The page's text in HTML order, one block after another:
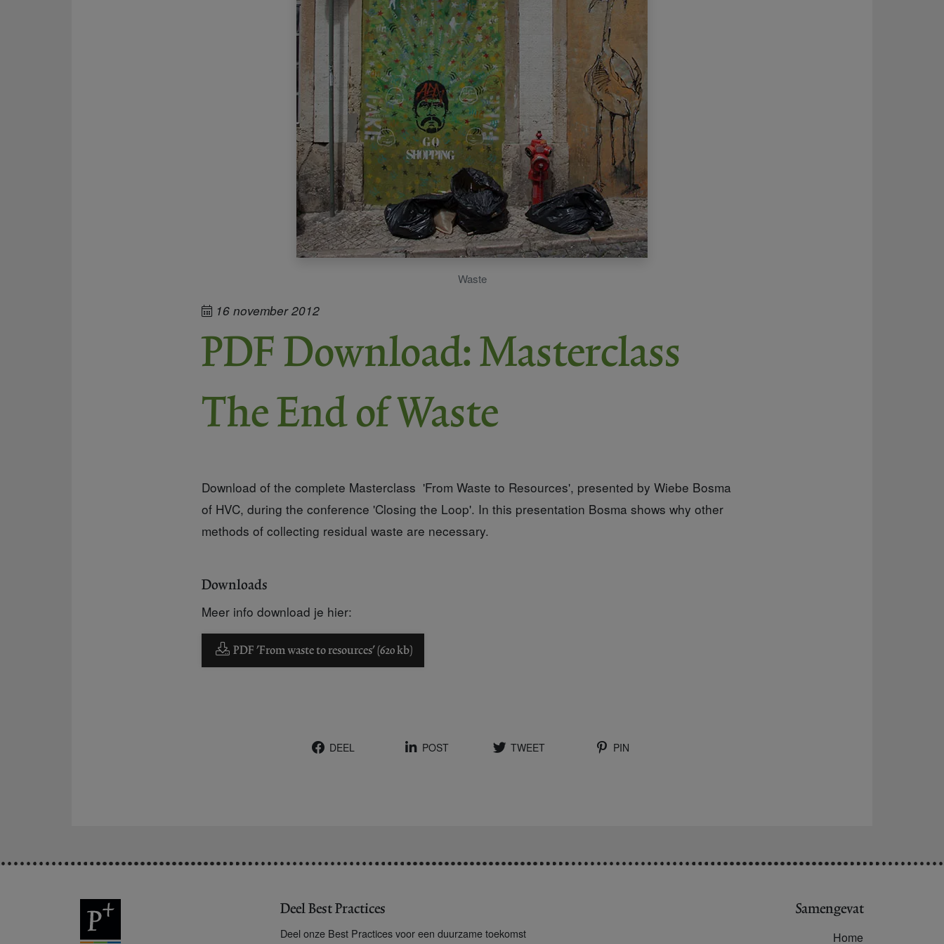
Waste
16 november 2012
PDF Download: Masterclass
The End of Waste
Download of the complete Masterclass 'From Waste to Resources', presented by Wiebe Bosma
of HVC, during the conference 'Closing the Loop'. In this presentation Bosma shows why other
methods of collecting residual waste are necessary.
Downloads
Meer info download je hier:
PDF 'From waste to resources' (620 kb)
DEEL POST TWEET PIN
Deel Best Practices
Deel onze Best Practices voor een duurzame toekomst
Samengevat
Home